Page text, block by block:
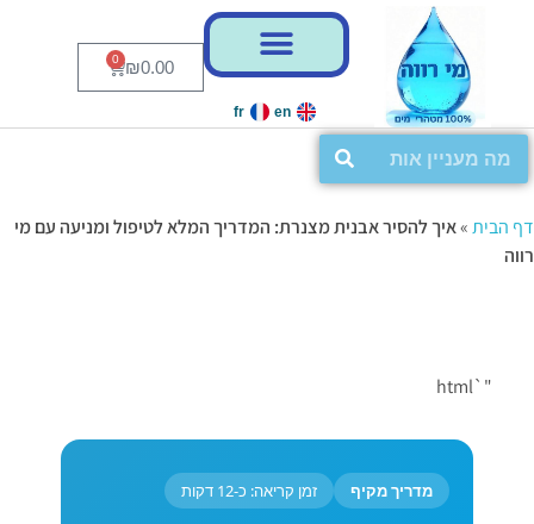
₪0.00
0
en
fr
דף הבית»איך להסיר אבנית מצנרת: המדריך המלא לטיפול ומניעה עם מי
רווה
"`html
מדריך מקיף זמן קריאה: כ-12 דקות